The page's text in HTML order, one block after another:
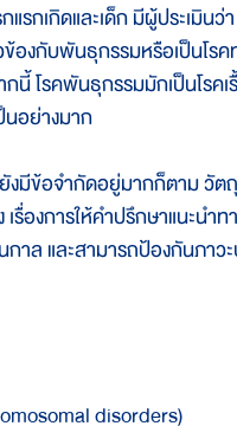
เกิดและเด็ก มีผู้ประเมินว่
ข้องกับพันธุกรรมหรือเป็นโร
นี้ โรคพันธุกรรมมักเป็นโรค
นอย่างมาก
มีข้อจำกัดอยู่มากก็ตาม วัต
รื่องการให้คำปรึกษาแนะนำ
กาล และสามารถป้องกันภ
disorders)